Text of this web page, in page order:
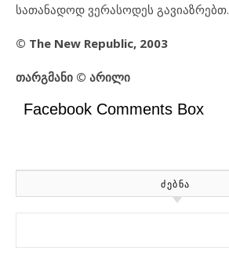
სათანადოდ ვერასოდეს გავიაზრებთ.
© The New Republic, 2003
თარგმანი © არილი
Facebook Comments Box
ᲫᲔᲑᲜᲐ